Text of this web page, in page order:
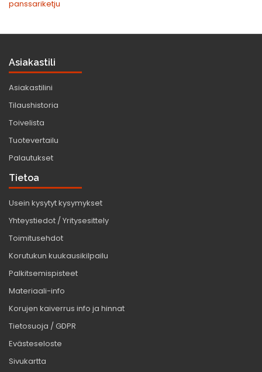
panssariketju
Asiakastili
Asiakastilini
Tilaushistoria
Toivelista
Tuotevertailu
Palautukset
Tietoa
Usein kysytyt kysymykset
Yhteystiedot / Yritysesittely
Toimitusehdot
Korutukun kuukausikilpailu
Palkitsemispisteet
Materiaali-info
Korujen kaiverrus info ja hinnat
Tietosuoja / GDPR
Evästeseloste
Sivukartta